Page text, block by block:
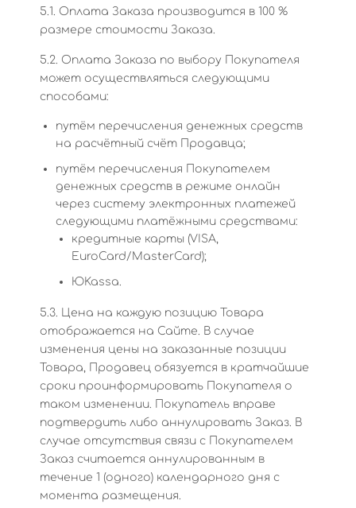
5.1. Оплата Заказа производится в 100 %
размере стоимости Заказа.
5.2. Оплата Заказа по выбору Покупателя
может осуществляться следующими
способами:
путём перечисления денежных средств
на расчётный счёт Продавца;
путём перечисления Покупателем
денежных средств в режиме онлайн
через систему электронных платежей
следующими платёжными средствами:
кредитные карты (VISA,
EuroCard/MasterCard);
ЮKassa.
5.3. Цена на каждую позицию Товара
отображается на Сайте. В случае
изменения цены на заказанные позиции
Товара, Продавец обязуется в кратчайшие
сроки проинформировать Покупателя о
таком изменении. Покупатель вправе
подтвердить либо аннулировать Заказ. В
случае отсутствия связи с Покупателем
Заказ считается аннулированным в
течение 1 (одного) календарного дня с
момента размещения.